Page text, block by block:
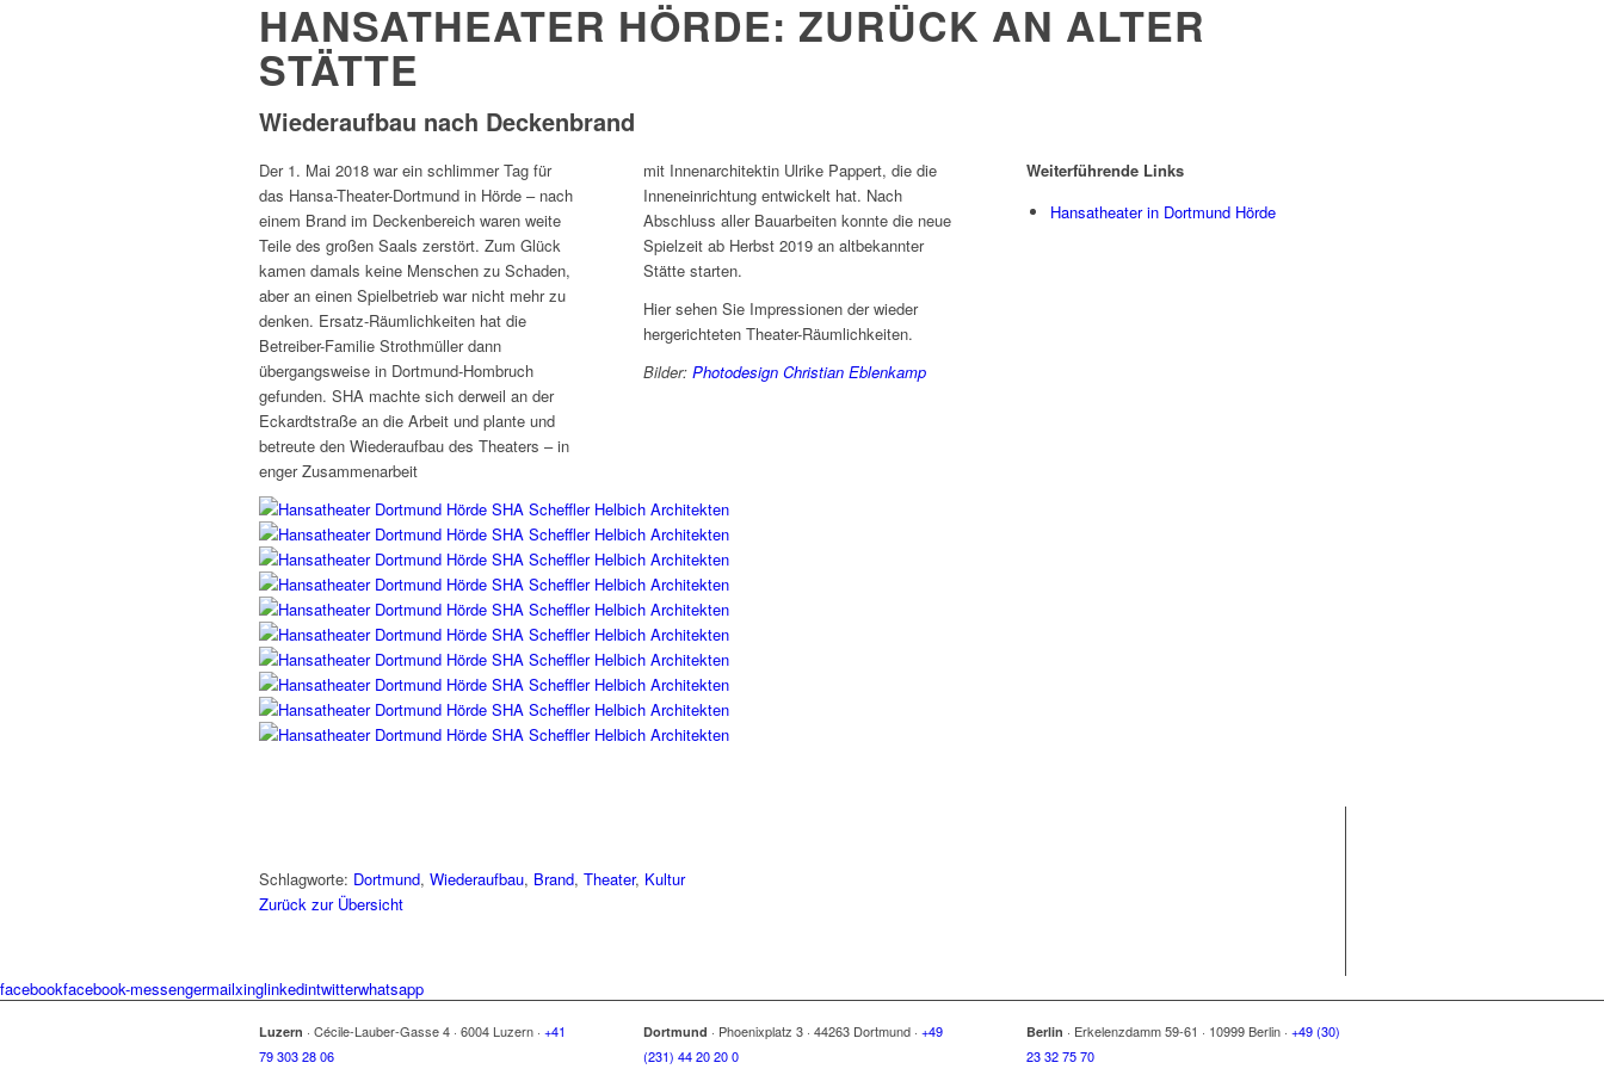
HANSATHEATER HÖRDE: ZURÜCK AN ALTER
STÄTTE
Wiederaufbau nach Deckenbrand
Der 1. Mai 2018 war ein schlimmer Tag für
das Hansa-Theater-Dortmund in Hörde – nach
einem Brand im Deckenbereich waren weite
Teile des großen Saals zerstört. Zum Glück
kamen damals keine Menschen zu Schaden,
aber an einen Spielbetrieb war nicht mehr zu
denken. Ersatz-Räumlichkeiten hat die
Betreiber-Familie Strothmüller dann
übergangsweise in Dortmund-Hombruch
gefunden. SHA machte sich derweil an der
Eckardtstraße an die Arbeit und plante und
betreute den Wiederaufbau des Theaters – in
enger Zusammenarbeit
mit Innenarchitektin Ulrike Pappert, die die
Inneneinrichtung entwickelt hat. Nach
Abschluss aller Bauarbeiten konnte die neue
Spielzeit ab Herbst 2019 an altbekannter
Stätte starten.
Hier sehen Sie Impressionen der wieder
hergerichteten Theater-Räumlichkeiten.
Bilder: Photodesign Christian Eblenkamp
Weiterführende Links
Hansatheater in Dortmund Hörde
Schlagworte: Dortmund, Wiederaufbau, Brand, Theater, Kultur
Zurück zur Übersicht
facebookfacebook-messengermailxinglinkedintwitterwhatsapp
Luzern · Cécile-Lauber-Gasse 4 · 6004 Luzern · +41
79 303 28 06
Dortmund · Phoenixplatz 3 · 44263 Dortmund · +49
(231) 44 20 20 0
Berlin · Erkelenzdamm 59-61 · 10999 Berlin · +49 (30)
23 32 75 70